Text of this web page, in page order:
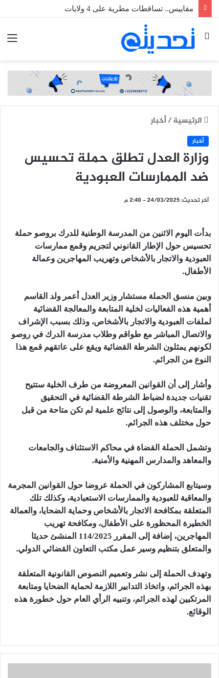
مقاييس.. تساقطات مطرية على 4 ولايات
بحث
عن
الرئيسية/أخبار
أخبار
وزارة العدل تطلق حملة تحسيس
ضد الممارسات العبودية
آخر تحديث: 24/03/2025 - 2:40 م
بدأت اليوم الاثنين من المدرسة الوطنية للدرك بروصو حملة
تحسيس حول الإطار القانوني لتجريم وقمع ممارسات
العبودية والاتجار بالأشخاص وتهريب المهاجرين وعمالة
الأطفال.
وبين منسق الحملة مستشار وزير العدل أعمر ولد القاسم
أهمية هذه الفعاليات لخلية المتابعة والمعالجة القضائية
لملفات العبودية والاتجار بالأشخاص، وذلك بسبب الإشراف
والاتصال المباشر مع طواقم وطلاب مدرسة الدرك في روصو
لكونهم يمثلون الشرطة القضائية ويقع على عاتقهم قمع هذا
النوع من الجرائم.
وأشار إلى أن القوانين المعروضة من طرف الخلية ستتيح
تقنيات جديدة لضباط الشرطة القضائية في التحقيق
والمتابعة، والوصول إلى نتائج علمية لم تكن متاحة من قبل
حول مختلف هذه الجرائم.
وتشمل الحملة القضاة في محاكم الاستئناف والجامعات
والمعاهد والمدارس المهنية والأمنية.
وسيتابع المشاركون في الحملة عروضا حول القوانين المجرمة
والمعاقبة للعبودية والممارسات الاستعبادية، وكذلك تلك
المتعلقة بمكافحة الاتجار بالأشخاص وحماية الضحايا، والعمالة
الخطيرة المحظورة على الأطفال، ومكافحة تهريب
المهاجرين، إضافة إلى المقرر 114/2025 المنشئ حديثا
والمتعلق بتنظيم وسير عمل مكتب التعاون القضائي الدولي.
وتهدف الحملة إلى نشر وتعميم النصوص القانونية المتعلقة
بهذه الجرائم، واتخاذ التدابير اللازمة لحماية الضحايا ومتابعة
المرتكبين لهذه الجرائم، وتنبيه الرأي العام حول خطورة هذه
الوقائع.